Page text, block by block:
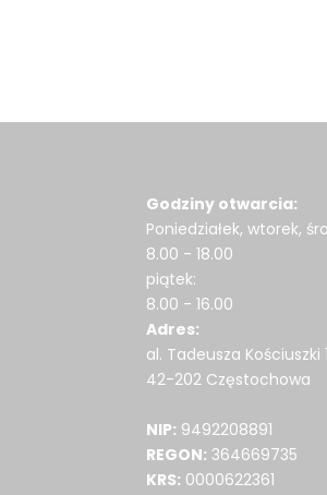
Godziny otwarcia:
Poniedziałek, wtorek,
8.00 - 18.00
piątek:
8.00 - 16.00
Adres:
al. Tadeusza Kościuszki
42-202 Częstochowa
NIP: 9492208891
REGON: 364669735
KRS: 0000622361